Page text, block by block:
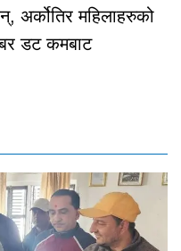
अर्कोतिर महिलाहरुको
डट कमबाट